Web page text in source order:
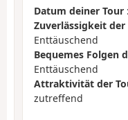
Datum deiner Tour
Zuverlässigkeit der
Enttäuschend
Bequemes Folgen
Enttäuschend
Attraktivität der
zutreffend